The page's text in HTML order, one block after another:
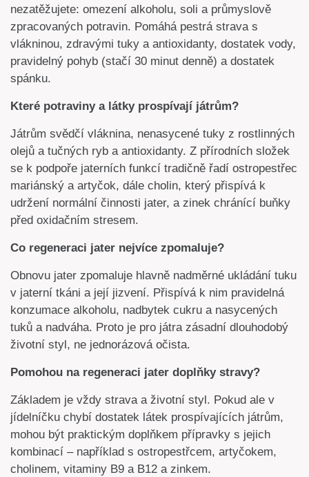
nezatěžujete: omezení alkoholu, soli a průmyslově
zpracovaných potravin. Pomáhá pestrá strava s
vlákninou, zdravými tuky a antioxidanty, dostatek vody,
pravidelný pohyb (stačí 30 minut denně) a dostatek
spánku.
Které potraviny a látky prospívají játrům?
Játrům svědčí vláknina, nenasycené tuky z rostlinných
olejů a tučných ryb a antioxidanty. Z přírodních složek
se k podpoře jaterních funkcí tradičně řadí ostropestřec
mariánský a artyčok, dále cholin, který přispívá k
udržení normální činnosti jater, a zinek chránící buňky
před oxidačním stresem.
Co regeneraci jater nejvíce zpomaluje?
Obnovu jater zpomaluje hlavně nadměrné ukládání tuku
v jaterní tkáni a její jizvení. Přispívá k nim pravidelná
konzumace alkoholu, nadbytek cukru a nasycených
tuků a nadváha. Proto je pro játra zásadní dlouhodobý
životní styl, ne jednorázová očista.
Pomohou na regeneraci jater doplňky stravy?
Základem je vždy strava a životní styl. Pokud ale v
jídelníčku chybí dostatek látek prospívajících játrům,
mohou být praktickým doplňkem přípravky s jejich
kombinací – například s ostropestřcem, artyčokem,
cholinem, vitaminy B9 a B12 a zinkem.